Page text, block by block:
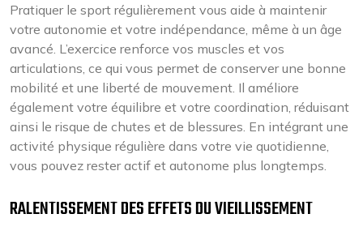
Pratiquer le sport régulièrement vous aide à maintenir
votre autonomie et votre indépendance, même à un âge
avancé. L’exercice renforce vos muscles et vos
articulations, ce qui vous permet de conserver une bonne
mobilité et une liberté de mouvement. Il améliore
également votre équilibre et votre coordination, réduisant
ainsi le risque de chutes et de blessures. En intégrant une
activité physique régulière dans votre vie quotidienne,
vous pouvez rester actif et autonome plus longtemps.
RALENTISSEMENT DES EFFETS DU VIEILLISSEMENT